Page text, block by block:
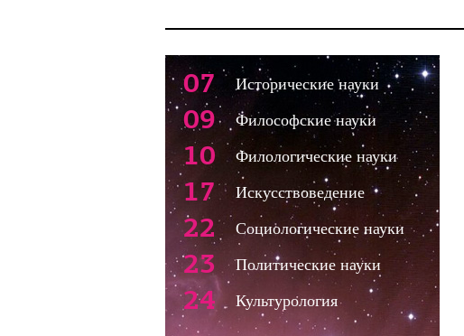
07 Исторические науки
09 Философские науки
10 Филологические науки
17 Искусствоведение
22 Социологические науки
23 Политические науки
24 Культурология